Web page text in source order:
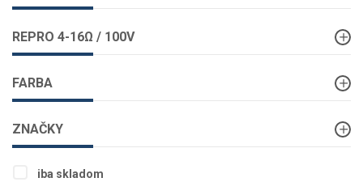
REPRO 4-16Ω / 100V
FARBA
ZNAČKY
iba skladom